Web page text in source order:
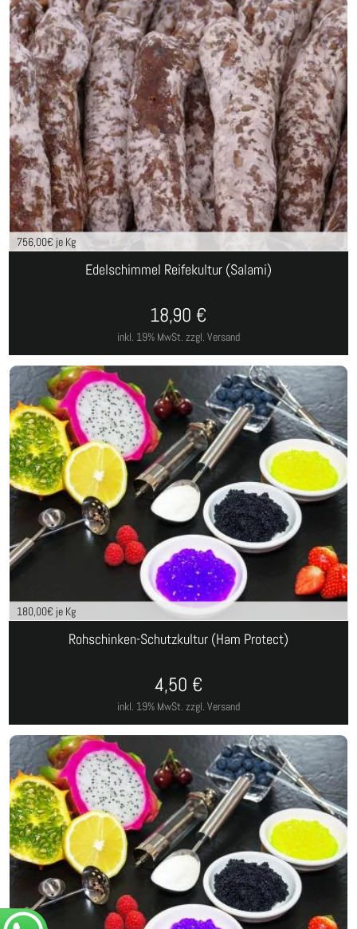
756,00€ je Kg
Edelschimmel Reifekultur (Salami)
inkl. 19% MwSt. zzgl. Versand
18,90 €
180,00€ je Kg
Rohschinken-Schutzkultur (Ham Protect)
inkl. 19% MwSt. zzgl. Versand
4,50 €